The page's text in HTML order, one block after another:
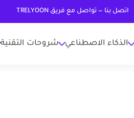
اتصل بنا — تواصل مع فريق TRELYOON
الذكاء الاصطناعي شروحات التقنية